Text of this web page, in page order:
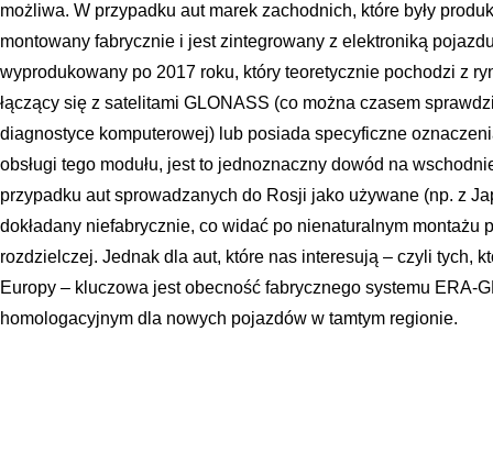
możliwa. W przypadku aut marek zachodnich, które były
montowany fabrycznie i jest zintegrowany z elektroniką
wyprodukowany po 2017 roku, który teoretycznie pochodzi z
łączący się z satelitami GLONASS (co można czasem
diagnostyce komputerowej) lub posiada specyficzne
obsługi tego modułu, jest to jednoznaczny dowód na
przypadku aut sprowadzanych do Rosji jako używane (np. z
dokładany niefabrycznie, co widać po nienaturalnym montażu
rozdzielczej. Jednak dla aut, które nas interesują – czyli tych,
Europy – kluczowa jest obecność fabrycznego systemu ERA-
homologacyjnym dla nowych pojazdów w tamtym regionie.